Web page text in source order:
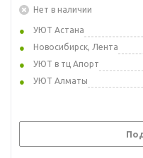
Нет в наличии
УЮТ Астана
Новосибирск, Лента
УЮТ в тц Апорт
УЮТ Алматы